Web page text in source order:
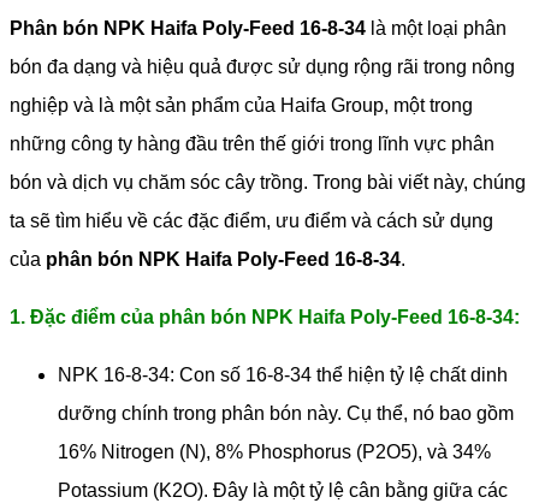
Phân bón NPK Haifa Poly-Feed 16-8-34 là một loại phân
bón đa dạng và hiệu quả được sử dụng rộng rãi trong nông
nghiệp và là một sản phẩm của Haifa Group, một trong
những công ty hàng đầu trên thế giới trong lĩnh vực phân
bón và dịch vụ chăm sóc cây trồng. Trong bài viết này, chúng
ta sẽ tìm hiểu về các đặc điểm, ưu điểm và cách sử dụng
của phân bón NPK Haifa Poly-Feed 16-8-34.
1. Đặc điểm của phân bón NPK Haifa Poly-Feed 16-8-34:
NPK 16-8-34: Con số 16-8-34 thể hiện tỷ lệ chất dinh
dưỡng chính trong phân bón này. Cụ thể, nó bao gồm
16% Nitrogen (N), 8% Phosphorus (P2O5), và 34%
Potassium (K2O). Đây là một tỷ lệ cân bằng giữa các